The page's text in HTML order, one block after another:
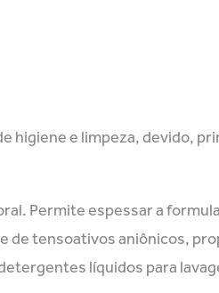
e limpeza, devido,
Permite espessar a
tensoativos aniônicos,
líquidos para